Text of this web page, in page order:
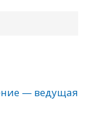
— ведущая